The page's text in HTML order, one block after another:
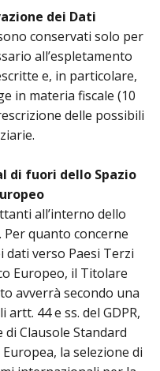
dei Dati
conservati solo per
all’espletamento
e, in particolare,
in materia fiscale (10
delle possibili
di fuori dello Spazio
all’interno dello
Per quanto concerne
dati verso Paesi Terzi
Europeo, il Titolare
avverrà secondo una
44 e ss. del GDPR,
di Clausole Standard
la selezione di